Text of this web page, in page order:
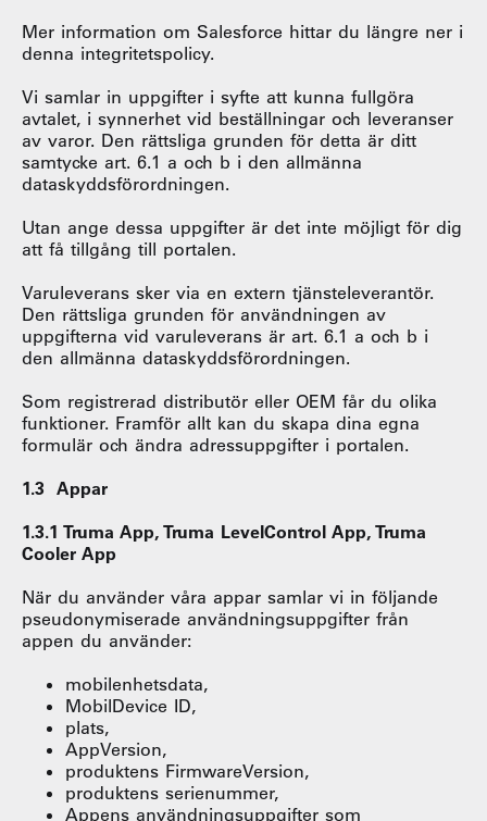
Mer information om Salesforce hittar du längre ner i
denna integritetspolicy.
Vi samlar in uppgifter i syfte att kunna fullgöra
avtalet, i synnerhet vid beställningar och leveranser
av varor. Den rättsliga grunden för detta är ditt
samtycke art. 6.1 a och b i den allmänna
dataskyddsförordningen.
Utan ange dessa uppgifter är det inte möjligt för dig
att få tillgång till portalen.
Varuleverans sker via en extern tjänsteleverantör.
Den rättsliga grunden för användningen av
uppgifterna vid varuleverans är art. 6.1 a och b i
den allmänna dataskyddsförordningen.
Som registrerad distributör eller OEM får du olika
funktioner. Framför allt kan du skapa dina egna
formulär och ändra adressuppgifter i portalen.
1.3 Appar
1.3.1 Truma App, Truma LevelControl App, Truma
Cooler App
När du använder våra appar samlar vi in följande
pseudonymiserade användningsuppgifter från
appen du använder:
mobilenhetsdata,
MobilDevice ID,
plats,
AppVersion,
produktens FirmwareVersion,
produktens serienummer,
Appens användningsuppgifter som